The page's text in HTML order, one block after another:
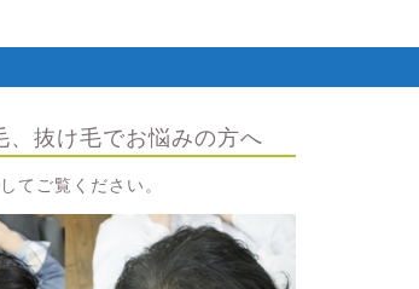
、抜け毛でお悩みの方へ
てご覧ください。